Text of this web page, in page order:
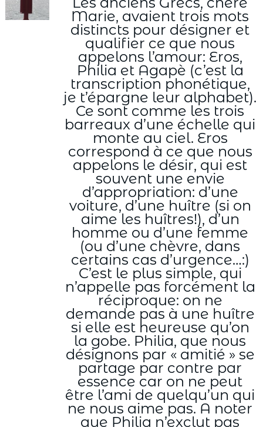
Marie, avaient trois mots
distincts pour désigner et
qualifier ce que nous
appelons l’amour: Eros,
Philia et Agapè (c’est la
transcription phonétique,
je t’épargne leur alphabet).
Ce sont comme les trois
barreaux d’une échelle qui
monte au ciel. Eros
correspond à ce que nous
appelons le désir, qui est
souvent une envie
d’appropriation: d’une
voiture, d’une huître (si on
aime les huîtres!), d’un
homme ou d’une femme
(ou d’une chèvre, dans
certains cas d’urgence…:)
C’est le plus simple, qui
n’appelle pas forcément la
réciproque: on ne
demande pas à une huître
si elle est heureuse qu’on
la gobe. Philia, que nous
désignons par « amitié » se
partage par contre par
essence car on ne peut
être l’ami de quelqu’un qui
ne nous aime pas. A noter
que Philia n’exclut pas